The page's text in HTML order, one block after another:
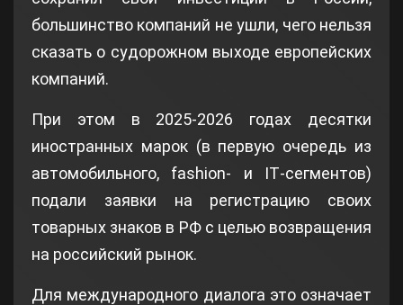
большинство компаний не ушли, чего нельзя
сказать о судорожном выходе европейских
компаний.
При этом в 2025-2026 годах десятки
иностранных марок (в первую очередь из
автомобильного, fashion‑ и IT‑сегментов)
подали заявки на регистрацию своих
товарных знаков в РФ с целью возвращения
на российский рынок.
Для международного диалога это означает